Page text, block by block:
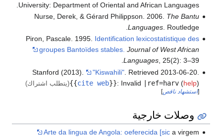
University: Department of Oriental and African Languages.
Nurse, Derek, & Gérard Philippson. 2006. The Bantu
Languages. Routledge.
Piron, Pascale. 1995. Identification lexicostatistique des
groupes Bantoïdes stables. Journal of West African
Languages, 25(2): 3–39.
Stanford (2013).
"Kiswahili". Retrieved 2013-06-20.
{{cite web}}: Invalid |ref=harv(help) (يتطلب اشتراك)
[استشهاد ناقص]
وصلات خارجية
Arte da lingua de Angola: oeferecida [sica virgem